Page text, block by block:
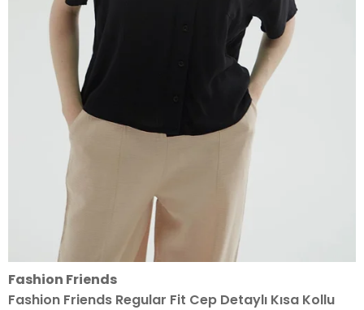
Fashion Friends
Fashion Friends Regular Fit Cep Detaylı Kısa Kollu